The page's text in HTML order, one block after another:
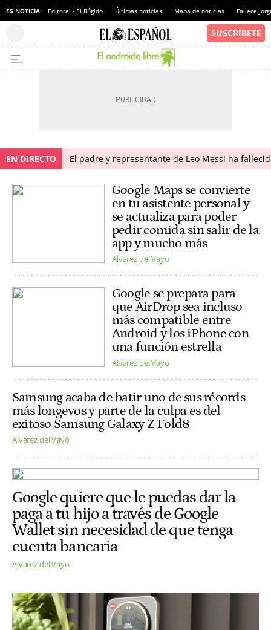
ES NOTICIA: Editoral - El Rúgido Últimas noticias Mapa de noticias Fallece
EN DIRECTO El padre y representante de Leo Messi ha
Google Maps se convierte
en tu asistente personal y
se actualiza para poder
pedir comida sin salir de la
app y mucho más
Alvarez del Vayo
Google se prepara para
que AirDrop sea incluso
más compatible entre
Android y los iPhone con
una función estrella
Alvarez del Vayo
Samsung acaba de batir uno de sus récords
más longevos y parte de la culpa es del
exitoso Samsung Galaxy Z Fold8
Alvarez del Vayo
Google quiere que le puedas dar la
paga a tu hijo a través de Google
Wallet sin necesidad de que tenga
cuenta bancaria
Alvarez del Vayo